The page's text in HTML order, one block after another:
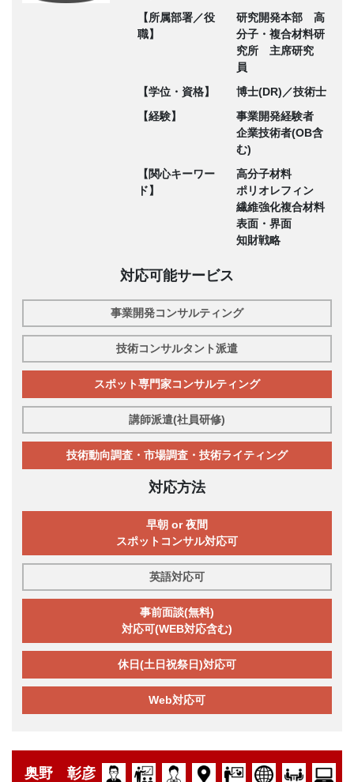
【所属部署／役
職】
研究開発本部 高
分子・複合材料研
究所 主席研究
員
【学位・資格】
博士(DR)／技術士
【経験】
事業開発経験者
企業技術者(OB含
む)
【関心キーワー
ド】
高分子材料
ポリオレフィン
繊維強化複合材料
表面・界面
知財戦略
対応可能サービス
事業開発コンサルティング
技術コンサルタント派遣
スポット専門家コンサルティング
講師派遣(社員研修)
技術動向調査・市場調査・技術ライティング
対応方法
早朝 or 夜間
スポットコンサル対応可
英語対応可
事前面談(無料)
対応可(WEB対応含む)
休日(土日祝祭日)対応可
Web対応可
奥野 彰彦